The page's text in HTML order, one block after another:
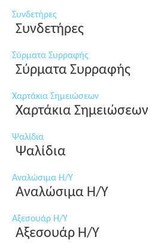
Συνδετήρες
Συνδετήρες
Σύρματα Συρραφής
Σύρματα Συρραφής
Χαρτάκια Σημειώσεων
Χαρτάκια Σημειώσεων
Ψαλίδια
Ψαλίδια
Αναλώσιμα Η/Υ
Αναλώσιμα Η/Υ
Αξεσουάρ Η/Υ
Αξεσουάρ Η/Υ